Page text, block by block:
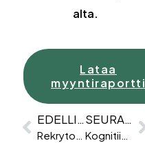
alta.
Lataa
myyntiraportti
EDELLINEN
Rekrytoinnin trendit 2023
SEURAAVA
Kognitiiviset vinoumat rekrytoinnissa – ja kuinka välttää ne